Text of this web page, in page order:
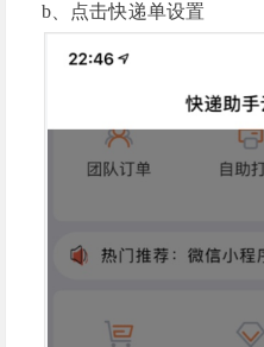
b、点击快递单设置